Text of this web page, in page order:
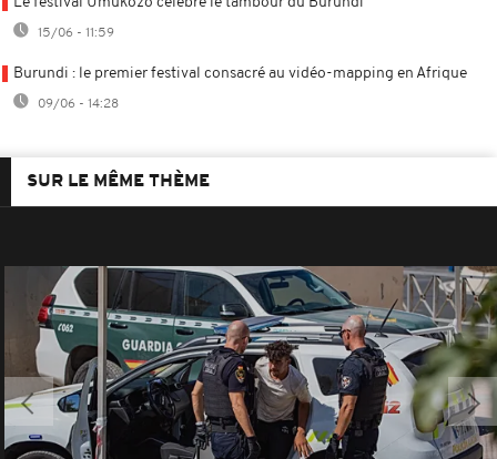
15/06 - 11:59
Burundi : le premier festival consacré au vidéo-mapping en Afrique
09/06 - 14:28
SUR LE MÊME THÈME